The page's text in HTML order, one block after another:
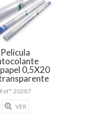
Pelicula
0,5X20
Refª: 20287
VER